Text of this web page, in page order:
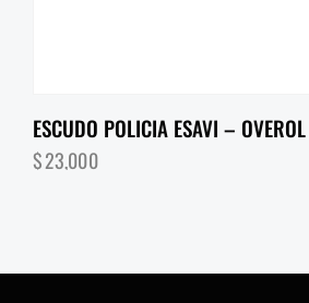
ESCUDO POLICIA ESAVI –
$23,000